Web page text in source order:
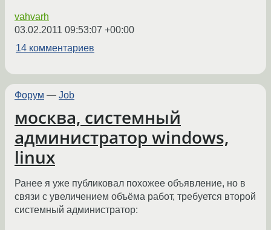
vahvarh
03.02.2011 09:53:07 +00:00
14 комментариев
Форум — Job
москва, системный
администратор windows,
linux
Ранее я уже публиковал похожее объявление, но в
связи с увеличением объёма работ, требуется второй
системный администратор: